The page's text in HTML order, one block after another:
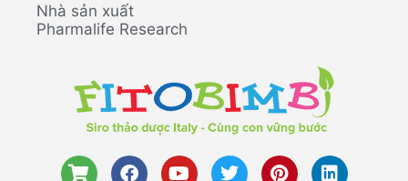
Nhà sản xuất
Pharmalife Research